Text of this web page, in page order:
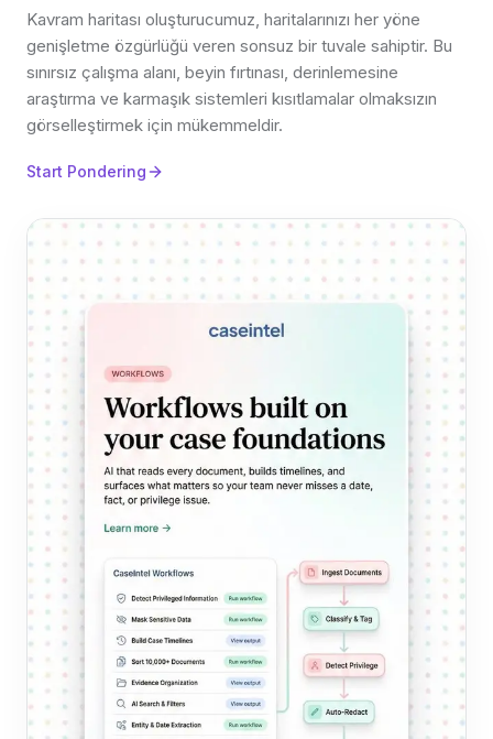
Kavram haritası oluşturucumuz, haritalarınızı her yöne
genişletme özgürlüğü veren sonsuz bir tuvale sahiptir. Bu
sınırsız çalışma alanı, beyin fırtınası, derinlemesine
araştırma ve karmaşık sistemleri kısıtlamalar olmaksızın
görselleştirmek için mükemmeldir.
Start Pondering